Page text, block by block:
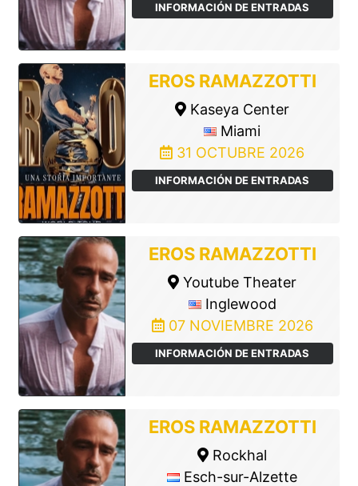
INFORMACIÓN DE ENTRADAS
EROS RAMAZZOTTI
Kaseya Center
Miami
31 OCTUBRE 2026
INFORMACIÓN DE ENTRADAS
EROS RAMAZZOTTI
Youtube Theater
Inglewood
07 NOVIEMBRE 2026
INFORMACIÓN DE ENTRADAS
EROS RAMAZZOTTI
Rockhal
Esch-sur-Alzette